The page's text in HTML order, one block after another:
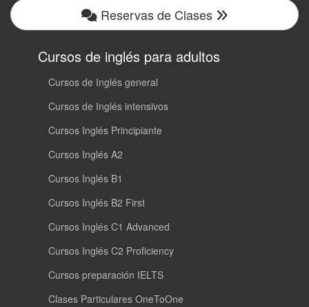
Reservas de Clases
Cursos de inglés para adultos
Cursos de Inglés general
Cursos de Inglés intensivos
Cursos Inglés Principiante
Cursos Inglés A2
Cursos Inglés B1
Cursos Inglés B2 First
Cursos Inglés C1 Advanced
Cursos Inglés C2 Proficiency
Cursos preparación IELTS
Clases Particulares OneToOne